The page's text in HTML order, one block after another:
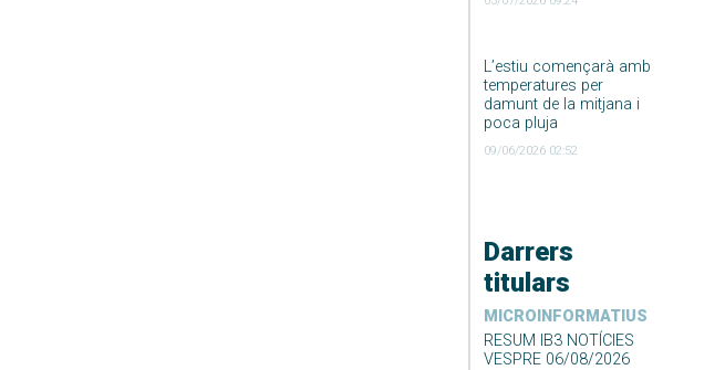
L’estiu començarà amb
temperatures per
damunt de la mitjana i
poca pluja
09/06/2026 02:52
Darrers
titulars
MICROINFORMATIUS
RESUM IB3 NOTÍCIES
VESPRE 06/08/2026